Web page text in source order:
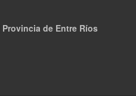
Provincia de Entre Ríos